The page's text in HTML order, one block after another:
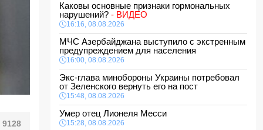
9128
Каковы основные признаки гормональных
нарушений? - ВИДЕО
16:16, 08.08.2026
МЧС Азербайджана выступило с экстренным
предупреждением для населения
16:00, 08.08.2026
Экс-глава минобороны Украины потребовал
от Зеленского вернуть его на пост
15:48, 08.08.2026
Умер отец Лионеля Месси
15:28, 08.08.2026